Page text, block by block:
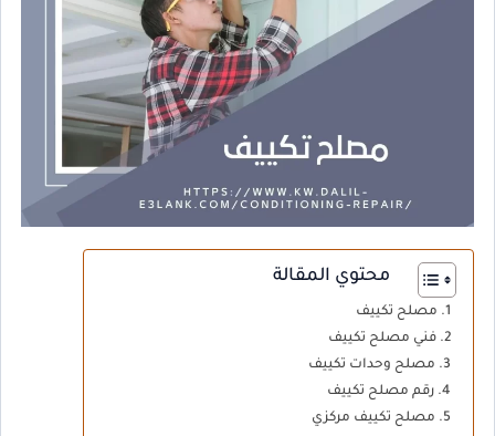
محتوي المقالة
مصلح تكييف
فني مصلح تكييف
مصلح وحدات تكييف
رقم مصلح تكييف
مصلح تكييف مركزي